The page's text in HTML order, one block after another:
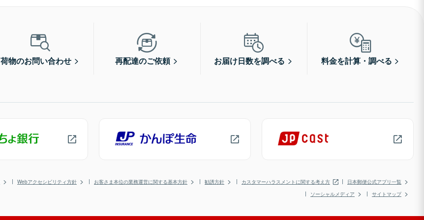
荷物のお問い合わせ 再配達のご依頼 お届け日数を調べる 料金を計算・調べる
Webアクセシビリティ方針 お客さま本位の業務運営に関する基本方針 勧誘方針 カスタマーハラスメントに関する考え方
日本郵便公式アプリ一覧
ソーシャルメディア
サイトマップ